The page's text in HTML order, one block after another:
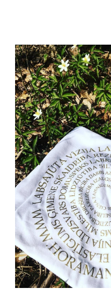
Pirktākās preces
Raksti
Gudrā māja
Mājai un remontam
Mājražotājiem
Mājsaimniecības preces
Mēbeles un interjers
Medicīnas preces
Mobilie telefoni,